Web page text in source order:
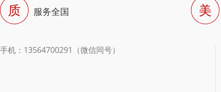
质 服务全国 美
手机：13564700291（微信同号）